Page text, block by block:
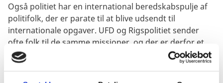
Også politiet har en international beredskabspulje af
politifolk, der er parate til at blive udsendt til
internationale opgaver. UFD og Rigspolitiet sender
ofte folk til de samme missioner, og der er derfor et
naturligt og tæt samarbejde mellem de udsendte
danskere og mellem Udenrigsministeriet og